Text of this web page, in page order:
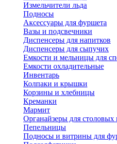
Измельчители льда
Подносы
Аксессуары для фуршета
Вазы и подсвечники
Диспенсеры для напитков
Диспенсеры для сыпучих
Емкости и мельницы для
Емкости охладительные
Инвентарь
Колпаки и крышки
Корзины и хлебницы
Креманки
Мармит
Органайзеры для столовых
Пепельницы
Подносы и витрины для